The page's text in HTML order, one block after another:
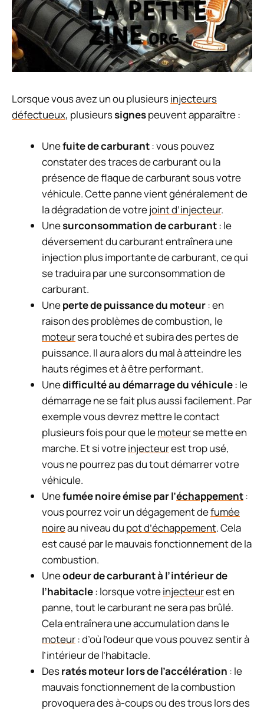
Lorsque vous avez un ou plusieursinjecteurs
défectueux, plusieurssignespeuvent apparaître :
Unefuite de carburant: vous pouvez
constater des traces de carburant ou la
présence de flaque de carburant sous votre
véhicule. Cette panne vient généralement de
la dégradation de votrejoint d’injecteur.
Unesurconsommation de carburant: le
déversement du carburant entraînera une
injection plus importante de carburant, ce qui
se traduira par une surconsommation de
carburant.
Uneperte de puissance du moteur: en
raison des problèmes de combustion, le
moteursera touché et subira des pertes de
puissance. Il aura alors du mal à atteindre les
hauts régimes et à être performant.
Unedifficulté au démarrage du véhicule: le
démarrage ne se fait plus aussi facilement. Par
exemple vous devrez mettre le contact
plusieurs fois pour que lemoteurse mette en
marche. Et si votreinjecteurest trop usé,
vous ne pourrez pas du tout démarrer votre
véhicule.
Unefumée noire émise par l’échappement:
vous pourrez voir un dégagement defumée
noireau niveau du pot d’échappement. Cela
est causé par le mauvais fonctionnement de la
combustion.
Uneodeur de carburant à l’intérieur de
l’habitacle: lorsque votreinjecteurest en
panne, tout le carburant ne sera pas brûlé.
Cela entraînera une accumulation dans le
moteur: d’où l’odeur que vous pouvez sentir à
l’intérieur de l’habitacle.
Desratés moteur lors de l’accélération : le
mauvais fonctionnement de la combustion
provoquera des à-coups ou des trous lors des